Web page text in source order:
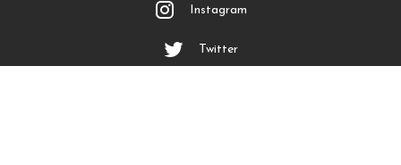
Instagram
Twitter